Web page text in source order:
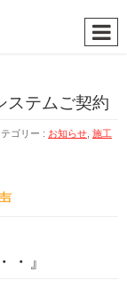
ステムご契約
ゴリー : お知らせ 施工
・』